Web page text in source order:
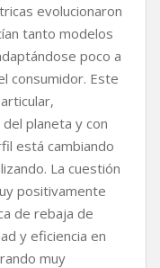
evolucionaron
tanto modelos
poco a
consumidor. Este
planeta y con
está cambiando
La cuestión
positivamente
de rebaja de
y eficiencia en
muy